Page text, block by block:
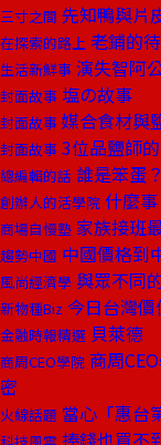
三寸之間 先知鴨與片
在探索的路上 老鋪的
生活新鮮事 演失智阿
封面故事 塩の故事
封面故事 媒合食材與
封面故事 3位品鹽師
總編輯的話 誰是笨蛋？
創辦人的活學院 什麼
商場自慢塾 家族接班
趨勢中國 中國價格到
風尚經濟學 與眾不同
新物種Biz 今日台灣
金融時報精選 貝萊德
商周CEO學院 商周
密
火線話題 當心「惠台
捧錢也買不